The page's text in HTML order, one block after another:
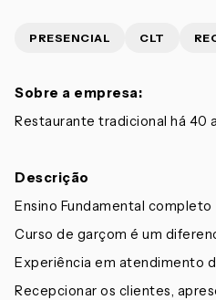
PRESENCIAL CLT
Sobre a empresa:
Restaurante tradicional há 40
Descrição
Ensino Fundamental completo
Curso de garçom é um
Experiência em atendimento
Recepcionar os clientes,